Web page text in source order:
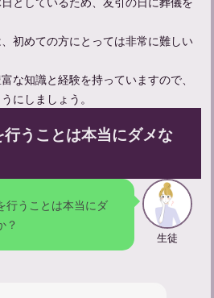
や服装についてのガイド
初めての方にとっては非常に難しい
な知識と経験を持っていますので、
にしましょう。
うことは本当にダメな
行うことは本当にダ
？
生徒